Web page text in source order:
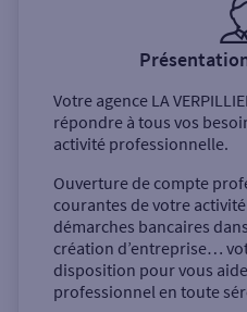
Votre agence LA
répondre à tous vos
activité professionnelle.
Ouverture de compte
courantes de votre
démarches bancaires
création d’entreprise…
disposition pour vous
professionnel en toute